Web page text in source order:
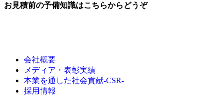
お見積前の予備知識はこちらからどうぞ
会社概要
メディア・表彰実績
本業を通した社会貢献-CSR-
採用情報